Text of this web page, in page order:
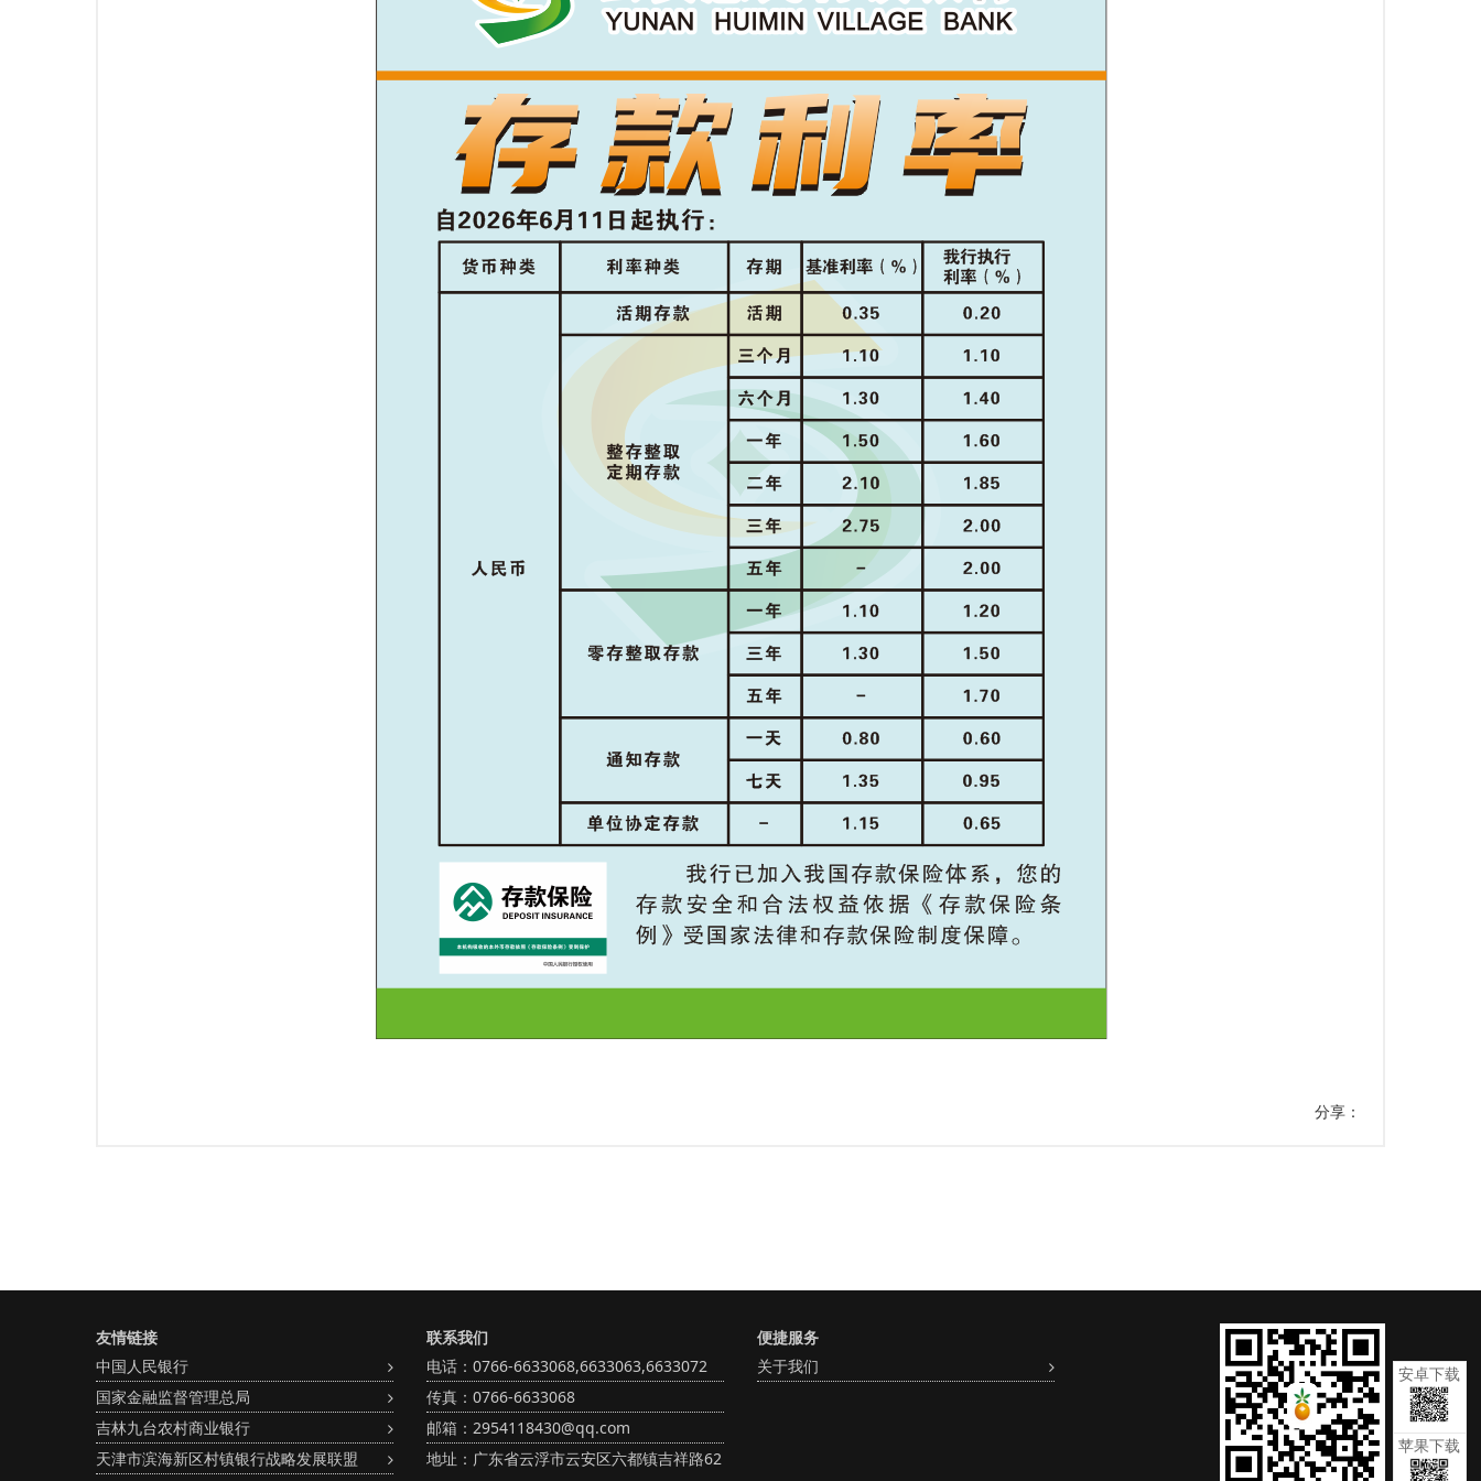
分享：
友情链接
中国人民银行
国家金融监督管理总局
吉林九台农村商业银行
天津市滨海新区村镇银行战略发展联盟
联系我们
电话：0766-6633068,6633063,6633072
传真：0766-6633068
邮箱：2954118430@qq.com
地址：广东省云浮市云安区六都镇吉祥路62
便捷服务
关于我们
安卓下载
苹果下载